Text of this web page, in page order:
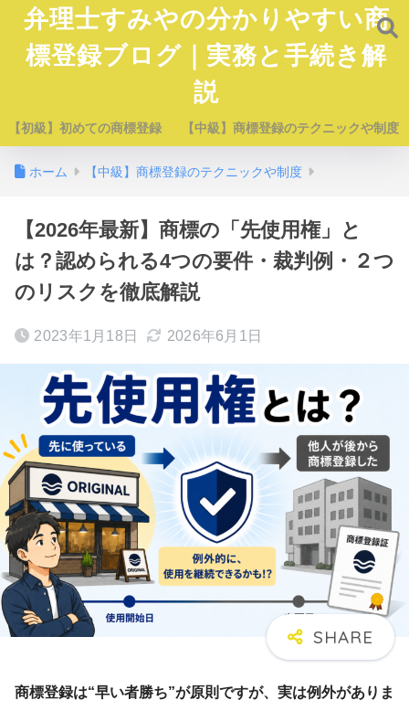
弁理士すみやの分かりやすい商
標登録ブログ｜実務と手続き解
説
【初級】初めての商標登録 【中級】商標登録のテクニックや制度
ホーム 【中級】商標登録のテクニックや制度
【2026年最新】商標の「先使用権」と
は？認められる4つの要件・裁判例・２つ
のリスクを徹底解説
2023年1月18日 2026年6月1日
商標登録は“早い者勝ち”が原則ですが、実は例外がありま